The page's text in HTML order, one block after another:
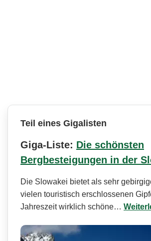
Teil eines Gigalisten
Giga-Liste: Die schönsten
Bergbesteigungen in der
Die Slowakei bietet als sehr
vielen touristisch erschlossenen
Jahreszeit wirklich schöne…